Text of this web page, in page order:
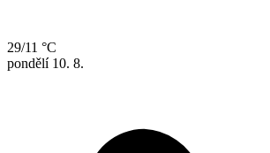
29/11 °C
pondělí 10. 8.